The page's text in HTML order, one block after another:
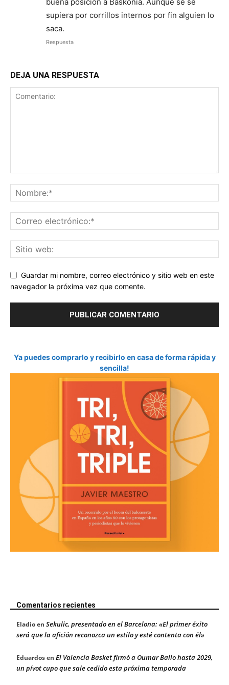
supiera por corrillos internos por fin alguien lo
saca.
Respuesta
DEJA UNA RESPUESTA
Guardar mi nombre, correo electrónico y sitio web en este
navegador la próxima vez que comente.
Ya puedes comprarlo y recibirlo en casa de forma rápida y
sencilla!
Comentarios recientes
Eladioen Sekulic, presentado en el Barcelona: «El primer éxito
será que la afición reconozca un estilo y esté contenta con él»
Eduardosen El Valencia Basket firmó a Oumar Ballo hasta 2029,
un pívot cupo que sale cedido esta próxima temporada